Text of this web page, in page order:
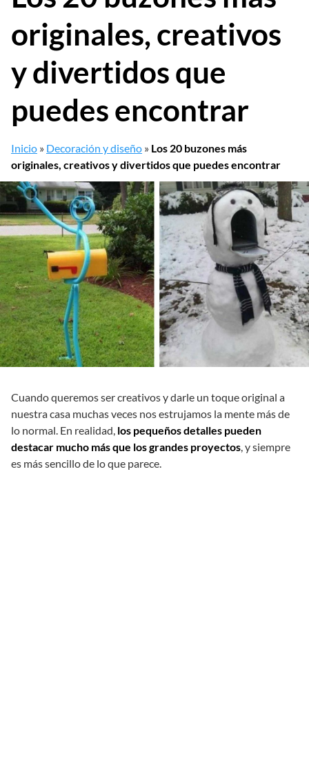
originales, creativos
y divertidos que
puedes encontrar
Inicio » Decoración y diseño » Los 20 buzones más
originales, creativos y divertidos que puedes encontrar
Cuando queremos ser creativos y darle un toque original a
nuestra casa muchas veces nos estrujamos la mente más de
lo normal. En realidad, los pequeños detalles pueden
destacar mucho más que los grandes proyectos, y siempre
es más sencillo de lo que parece.